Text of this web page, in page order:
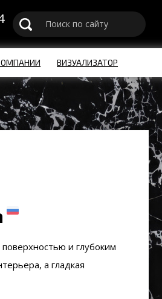
ВИЗУАЛИЗАТОР
и глубоким
а гладкая